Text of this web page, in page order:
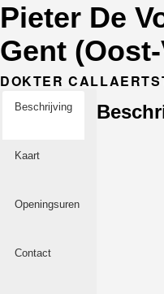
Pieter De
Gent
DOKTER
Beschrijving
Kaart
Openingsuren
Contact